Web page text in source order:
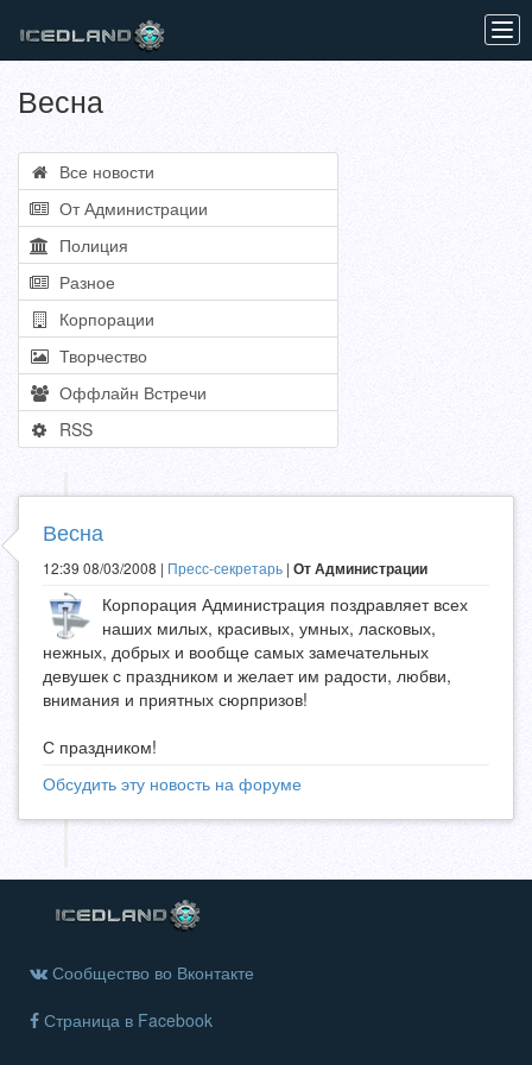
Весна
Все новости
От Администрации
Полиция
Разное
Корпорации
Творчество
Оффлайн Встречи
RSS
Весна
12:39 08/03/2008 | Пресс-секретарь | От Администрации
Корпорация Администрация поздравляет всех
наших милых, красивых, умных, ласковых,
нежных, добрых и вообще самых замечательных
девушек с праздником и желает им радости, любви,
внимания и приятных сюрпризов!
С праздником!
Обсудить эту новость на форуме
Сообщество во Вконтакте
Страница в Facebook